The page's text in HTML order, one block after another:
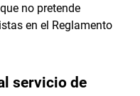
no pretende
en el Reglamento
servicio de